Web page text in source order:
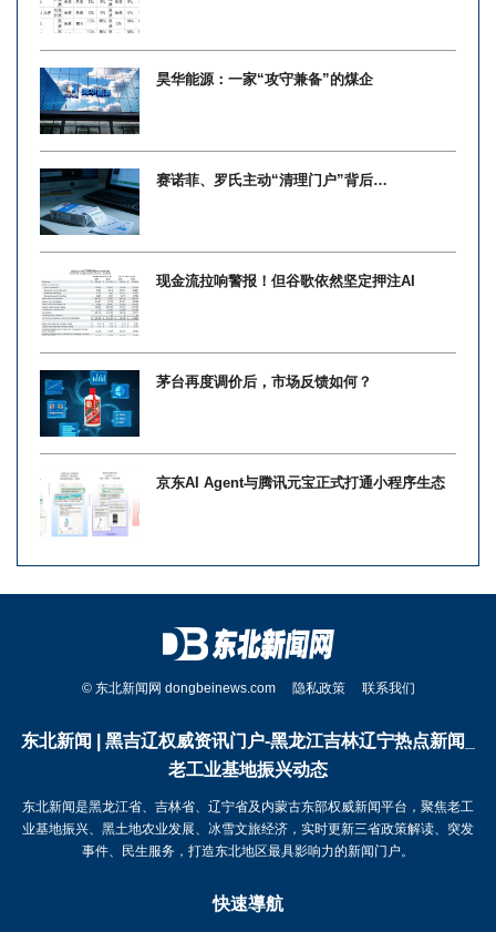
昊华能源：一家“攻守兼备”的煤企
赛诺菲、罗氏主动“清理门户”背后…
现金流拉响警报！但谷歌依然坚定押注AI
茅台再度调价后，市场反馈如何？
京东AI Agent与腾讯元宝正式打通小程序生态
© 东北新闻网 dongbeinews.com 隐私政策 联系我们
东北新闻 | 黑吉辽权威资讯门户-黑龙江吉林辽宁热点新闻_
老工业基地振兴动态
东北新闻是黑龙江省、吉林省、辽宁省及内蒙古东部权威新闻平台，聚焦老工
业基地振兴、黑土地农业发展、冰雪文旅经济，实时更新三省政策解读、突发
事件、民生服务，打造东北地区最具影响力的新闻门户。
快速導航